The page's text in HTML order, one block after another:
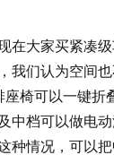
大家买紧凑级
我们认为空间
椅可以一键
中档可以做电
种情况，可以